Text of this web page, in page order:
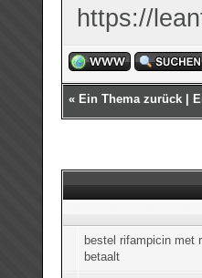
https://
« Ein Thema zurück
bestel rifampicin met
betaalt